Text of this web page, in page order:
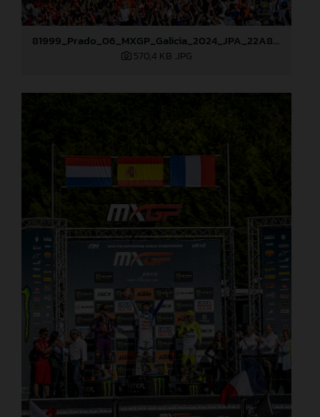
81999_Prado_06_MXGP_Galicia_2024_JPA_22A8052
570,4 KB .JPG